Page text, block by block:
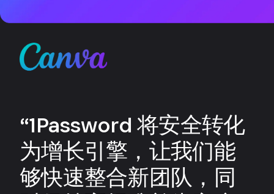
“1Password 将安全转化
为增长引擎，让我们能
够快速整合新团队，同